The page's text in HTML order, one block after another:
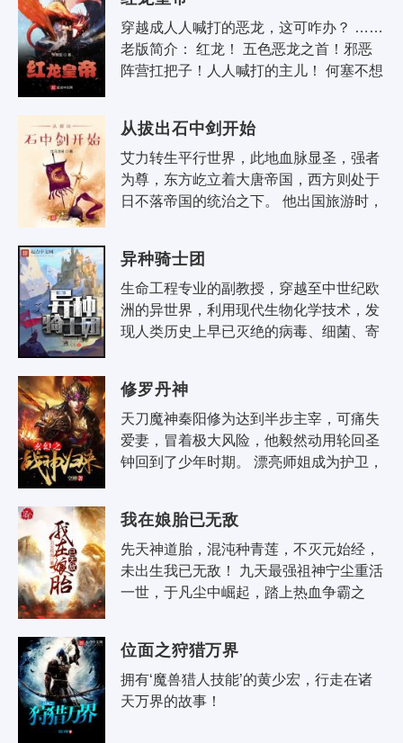
穿越成人人喊打的恶龙，这可咋办？ ……
老版简介： 红龙！ 五色恶龙之首！邪恶
阵营扛把子！人人喊打的主儿！ 何塞不想
从拔出石中剑开始
艾力转生平行世界，此地血脉显圣，强者
为尊，东方屹立着大唐帝国，西方则处于
日不落帝国的统治之下。 他出国旅游时，
异种骑士团
生命工程专业的副教授，穿越至中世纪欧
洲的异世界，利用现代生物化学技术，发
现人类历史上早已灭绝的病毒、细菌、寄
修罗丹神
天刀魔神秦阳修为达到半步主宰，可痛失
爱妻，冒着极大风险，他毅然动用轮回圣
钟回到了少年时期。 漂亮师姐成为护卫，
我在娘胎已无敌
先天神道胎，混沌种青莲，不灭元始经，
未出生我已无敌！ 九天最强祖神宁尘重活
一世，于凡尘中崛起，踏上热血争霸之
位面之狩猎万界
拥有‘魔兽猎人技能’的黄少宏，行走在诸
天万界的故事！